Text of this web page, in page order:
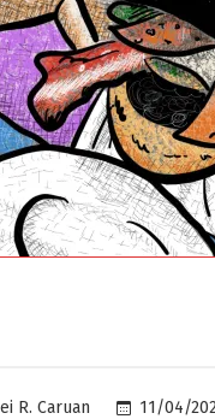
R. Caruan 11/04/